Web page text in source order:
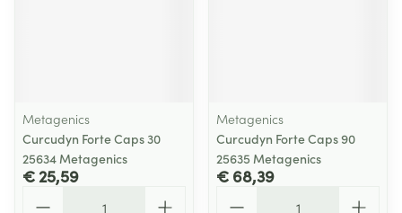
Metagenics
Curcudyn Forte Caps 30
25634 Metagenics
€ 25,59
Metagenics
Curcudyn Forte Caps 90
25635 Metagenics
€ 68,39